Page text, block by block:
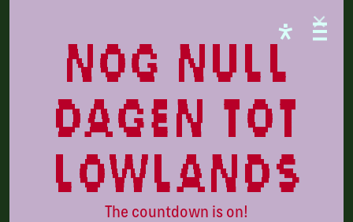
nog null
dagen tot
lowlands
The countdown is on!